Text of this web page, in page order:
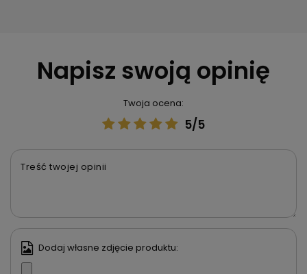
Napisz swoją opinię
Twoja ocena:
5/5
Treść twojej opinii
Dodaj własne zdjęcie produktu: